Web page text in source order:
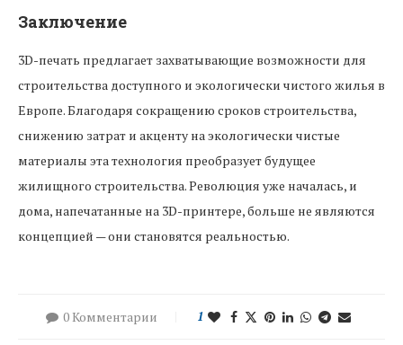
Заключение
3D-печать предлагает захватывающие возможности для
строительства доступного и экологически чистого жилья в
Европе. Благодаря сокращению сроков строительства,
снижению затрат и акценту на экологически чистые
материалы эта технология преобразует будущее
жилищного строительства. Революция уже началась, и
дома, напечатанные на 3D-принтере, больше не являются
концепцией — они становятся реальностью.
0 Комментарии 1